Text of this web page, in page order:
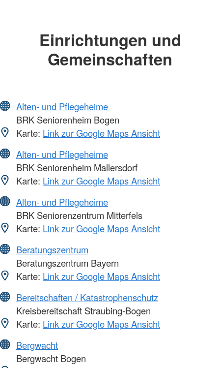
Einrichtungen und
Gemeinschaften
Alten- und Pflegeheime
BRK Seniorenheim Bogen
Karte: Link zur Google Maps Ansicht
Alten- und Pflegeheime
BRK Seniorenheim Mallersdorf
Karte: Link zur Google Maps Ansicht
Alten- und Pflegeheime
BRK Seniorenzentrum Mitterfels
Karte: Link zur Google Maps Ansicht
Beratungszentrum
Beratungszentrum Bayern
Karte: Link zur Google Maps Ansicht
Bereitschaften / Katastrophenschutz
Kreisbereitschaft Straubing-Bogen
Karte: Link zur Google Maps Ansicht
Bergwacht
Bergwacht Bogen